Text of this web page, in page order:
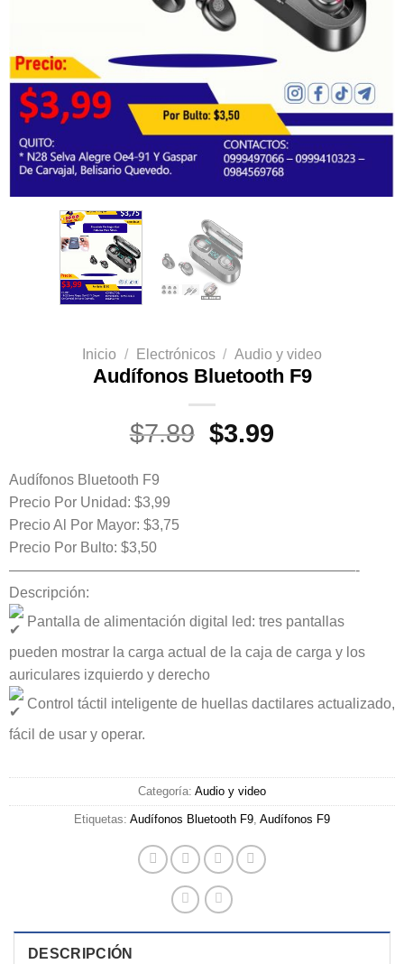
Inicio / Electrónicos / Audio y video
Audífonos Bluetooth F9
$7.89 El
$3.99
Audífonos Bluetooth F9
Precio Por Unidad: $3,99
Precio Al Por Mayor: $3,75
Precio Por Bulto: $3,50
————————————————————————-
Descripción:
Pantalla de alimentación digital led: tres pantallas
pueden mostrar la carga actual de la caja de carga y los
auriculares izquierdo y derecho
Control táctil inteligente de huellas dactilares actualizado,
fácil de usar y operar.
Categoría: Audio y video
Etiquetas: Audífonos Bluetooth F9, Audífonos F9
DESCRIPCIÓN